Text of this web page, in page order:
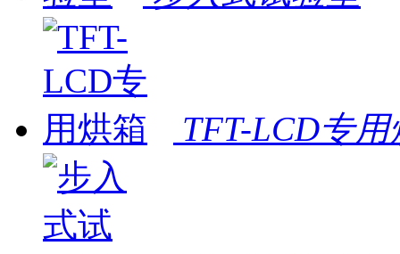
TFT-LCD专